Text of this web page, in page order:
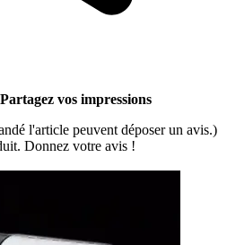
Partagez vos impressions
l'article peuvent déposer un avis.)
Donnez votre avis !